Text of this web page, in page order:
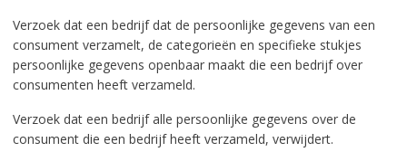
Verzoek dat een bedrijf dat de persoonlijke gegevens van een
consument verzamelt, de categorieën en specifieke stukjes
persoonlijke gegevens openbaar maakt die een bedrijf over
consumenten heeft verzameld.
Verzoek dat een bedrijf alle persoonlijke gegevens over de
consument die een bedrijf heeft verzameld, verwijdert.